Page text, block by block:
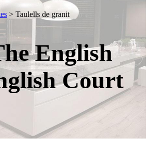
> Taulells de granit
English
Court